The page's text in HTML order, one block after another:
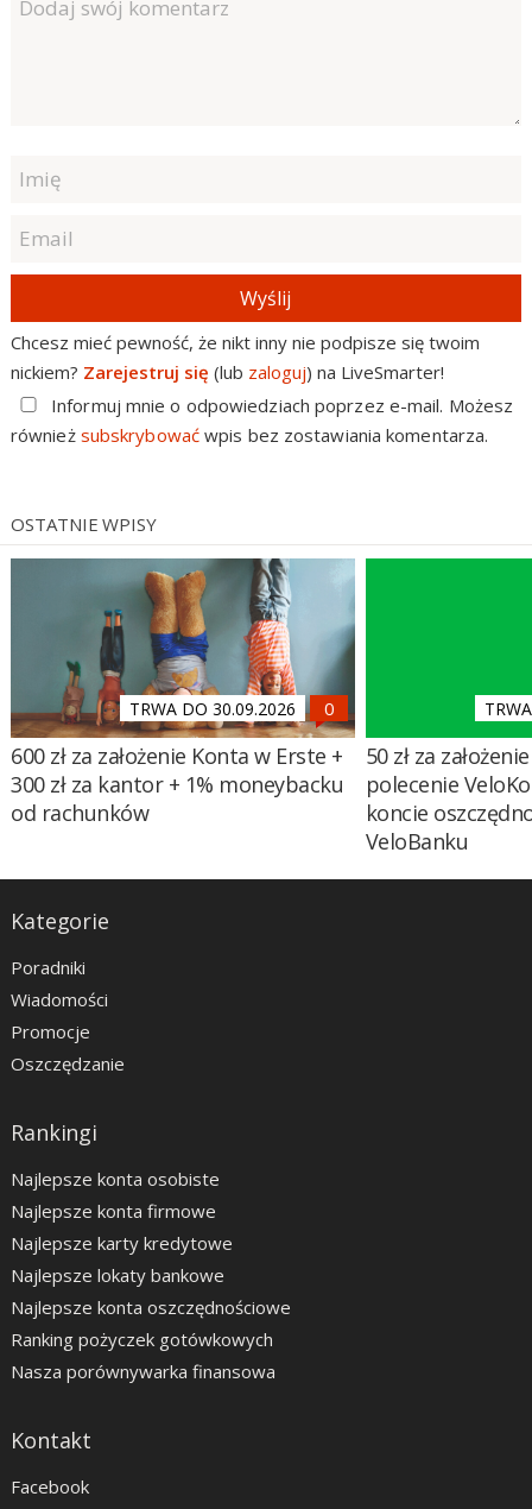
Wyślij
Chcesz mieć pewność, że nikt inny nie podpisze się twoim
nickiem? Zarejestruj się (lub zaloguj) na LiveSmarter!
Informuj mnie o odpowiedziach poprzez e-mail. Możesz
również subskrybowaćwpis bez zostawiania komentarza.
OSTATNIE WPISY
TRWA DO 30.09.2026
600 zł za założenie Konta w Erste +
300 zł za kantor + 1% moneybacku
od rachunków
50 zł za
polecenie
koncie
VeloBanku
Kategorie
Poradniki
Wiadomości
Promocje
Oszczędzanie
Rankingi
Najlepsze konta osobiste
Najlepsze konta firmowe
Najlepsze karty kredytowe
Najlepsze lokaty bankowe
Najlepsze konta oszczędnościowe
Ranking pożyczek gotówkowych
Nasza porównywarka finansowa
Kontakt
Facebook